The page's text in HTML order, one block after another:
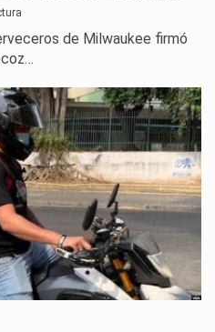
de Milwaukee firmó